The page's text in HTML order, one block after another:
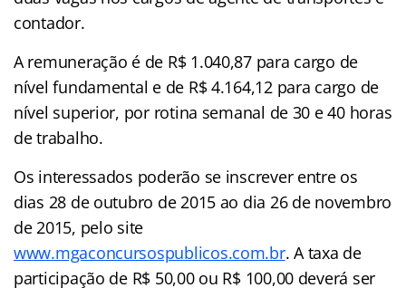
contador.
A remuneração é de R$ 1.040,87 para cargo de
nível fundamental e de R$ 4.164,12 para cargo de
nível superior, por rotina semanal de 30 e 40 horas
de trabalho.
Os interessados poderão se inscrever entre os
dias 28 de outubro de 2015 ao dia 26 de novembro
de 2015, pelo site
www.mgaconcursospublicos.com.br. A taxa de
participação de R$ 50,00 ou R$ 100,00 deverá ser